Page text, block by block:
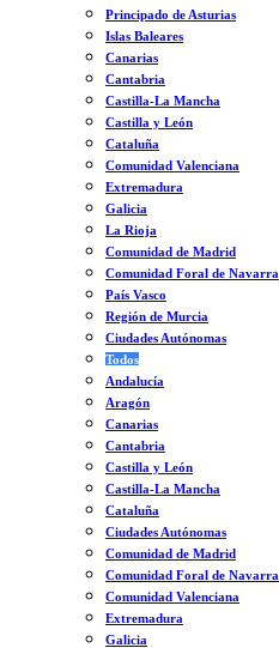
Principado de Asturias
Islas Baleares
Canarias
Cantabria
Castilla-La Mancha
Castilla y León
Cataluña
Comunidad Valenciana
Extremadura
Galicia
La Rioja
Comunidad de Madrid
Comunidad Foral de Navarra
País Vasco
Región de Murcia
Ciudades Autónomas
Todos
Andalucía
Aragón
Canarias
Cantabria
Castilla y León
Castilla-La Mancha
Cataluña
Ciudades Autónomas
Comunidad de Madrid
Comunidad Foral de Navarra
Comunidad Valenciana
Extremadura
Galicia